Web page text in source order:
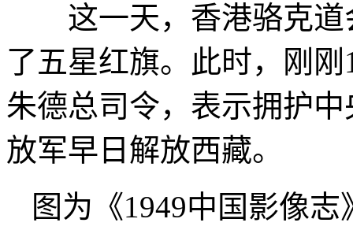
这一天，香港骆克道
了五星红旗。此时，刚
朱德总司令，表示拥护
放军早日解放西藏。
图为《1949中国影像